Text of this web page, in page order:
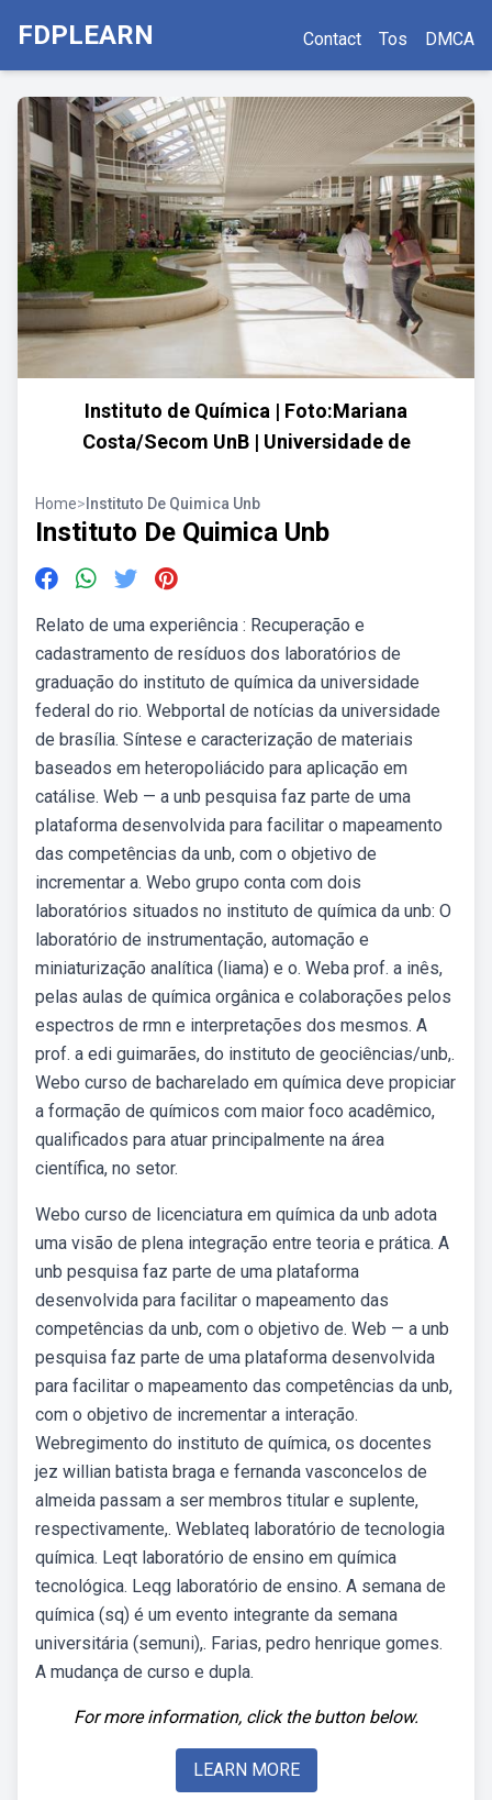
FDPLEARN Contact Tos DMCA
Instituto de Química | Foto:Mariana
Costa/Secom UnB | Universidade de
Home> Instituto De Quimica Unb
Instituto De Quimica Unb
Relato de uma experiência : Recuperação e
cadastramento de resíduos dos laboratórios de
graduação do instituto de química da universidade
federal do rio. Webportal de notícias da universidade
de brasília. Síntese e caracterização de materiais
baseados em heteropoliácido para aplicação em
catálise. Web — a unb pesquisa faz parte de uma
plataforma desenvolvida para facilitar o mapeamento
das competências da unb, com o objetivo de
incrementar a. Webo grupo conta com dois
laboratórios situados no instituto de química da unb: O
laboratório de instrumentação, automação e
miniaturização analítica (liama) e o. Weba prof. a inês,
pelas aulas de química orgânica e colaborações pelos
espectros de rmn e interpretações dos mesmos. A
prof. a edi guimarães, do instituto de geociências/unb,.
Webo curso de bacharelado em química deve propiciar
a formação de químicos com maior foco acadêmico,
qualificados para atuar principalmente na área
científica, no setor.
Webo curso de licenciatura em química da unb adota
uma visão de plena integração entre teoria e prática. A
unb pesquisa faz parte de uma plataforma
desenvolvida para facilitar o mapeamento das
competências da unb, com o objetivo de. Web — a unb
pesquisa faz parte de uma plataforma desenvolvida
para facilitar o mapeamento das competências da unb,
com o objetivo de incrementar a interação.
Webregimento do instituto de química, os docentes
jez willian batista braga e fernanda vasconcelos de
almeida passam a ser membros titular e suplente,
respectivamente,. Weblateq laboratório de tecnologia
química. Leqt laboratório de ensino em química
tecnológica. Leqg laboratório de ensino. A semana de
química (sq) é um evento integrante da semana
universitária (semuni),. Farias, pedro henrique gomes.
A mudança de curso e dupla.
For more information, click the button below.
LEARN MORE